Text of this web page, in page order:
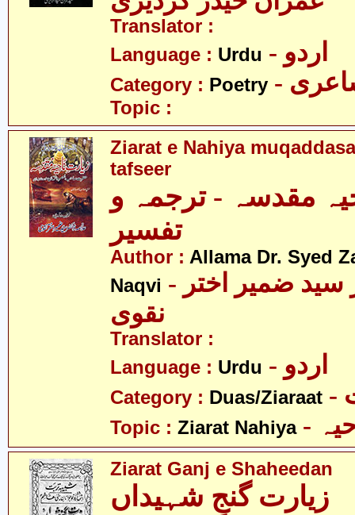
Translator :
Language : Urdu - اردو
Category : Poetry
Topic :
Ziarat e Nahiya
tafseer
مقدسہ - ترجمہ و
تفسیر
Author : Allama Dr. Syed
Naqvi - علامہ ڈاکٹر سید ضمیر اختر
نقوی
Translator :
Language : Urdu - اردو
Category : Duas/Ziaraat
Topic : Ziarat Nahiya
Ziarat Ganj e Shaheedan
زیارت گنجِ شہیداں